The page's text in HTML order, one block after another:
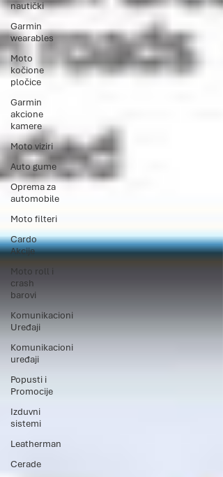
nautički
Garmin
wearables
Moto
kočione
pločice
Garmin
akcione
kamere
Moto viziri
Auto gume
Oprema za
automobile
Moto filteri
Cardo
Akcije
Moto roll i
crash
barovi
Komunikacioni
Uređaji
Komunikacioni
uređaji
Popusti i
Promocije
Izduvni
sistemi
Leatherman
Cerade